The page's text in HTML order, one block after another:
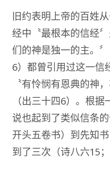
旧约表明上帝的百姓
经中〝最根本的信经
们的神是独一的主。
6）都曾引用过这一信
〝有怜悯有恩典的神
（出三十四6）。根
说也起到了类似信条
开头五卷书）到先知
到了三次（诗八六15